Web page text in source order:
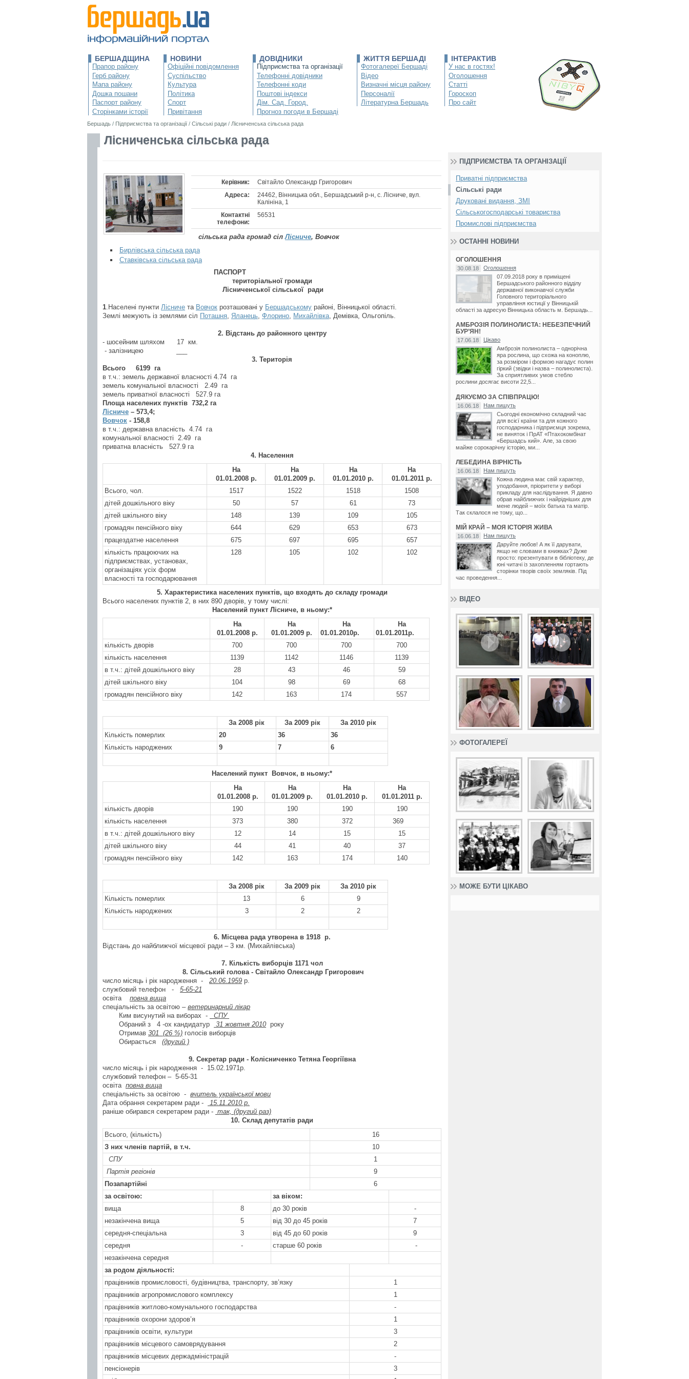
БЕРШАДЩИНА
Прапор району
Герб району
Мапа району
Дошка пошани
Паспорт району
Сторінками історії
НОВИНИ
Офіційні повідомлення
Суспільство
Культура
Політика
Спорт
Привітання
ДОВІДНИКИ
Підприємства та організації
Телефонні довідники
Телефонні коди
Поштові індекси
Дім. Сад. Город.
Прогноз погоди в Бершаді
ЖИТТЯ БЕРШАДІ
Фотогалереї Бершаді
Відео
Визначні місця району
Персоналії
Літературна Бершадь
ІНТЕРАКТИВ
У нас в гостях!
Оголошення
Статті
Гороскоп
Про сайт
Бершадь / Підприємства та організації / Сільські ради / Лісниченська сільська рада
Лісниченська сільська рада
Керівник:
Світайло Олександр Григорович
Адреса:
24462, Вінницька обл., Бершадський р-н, с. Лісниче, вул.
Калініна, 1
Контактні
телефони:
56531
сільська рада громад сілЛісниче, Вовчок
Бирлівська сільська рада
Ставківська сільська рада
ПАСПОРТ
територіальної громади
Лісниченської сільської ради
1.Населені пункти Лісниче та Вовчок розташовані у Бершадському районі, Вінницької області.
Землі межують із землями сіл Поташня, Яланець, Флорино, Михайлівка, Демівка, Ольгопіль.
2. Відстань до районного центру
- шосейним шляхом 17 км.
- залізницею
3. Територія
Всього
6199 га
в т.ч.: земель державної власності 4.74 га
земель комунальної власності
2.49 га
земель приватної власності
527.9 га
Площа населених пунктів 732,2 га
Лісниче – 573,4;
Вовчок - 158,8
в т.ч.: державна власність 4.74 га
комунальної власності 2.49 га
приватна власність
527.9 га
4. Населення
На
01.01.2008 р.
На
01.01.2009 р.
На
01.01.2010 р.
На
01.01.2011 р.
Всього, чол.
1517 1522 1518
1508
дітей дошкільного віку
50 57 61
73
дітей шкільного віку
148 139 109
105
громадян пенсійного віку
644 629 653
673
працездатне населення
675 697 695
657
кількість працюючих на
підприємствах, установах,
організаціях усіх форм
власності та господарювання
128 105 102 102
5. Характеристика населених пунктів, що входять до складу громади
Всього населених пунктів 2, в них 890 дворів, у тому числі:
Населений пункт Лісниче, в ньому:*
На
01.01.2008 р.
На
01.01.2009 р.
На
01.01.2010р.
На
01.01.2011р.
кількість дворів
700 700 700
700
кількість населення
1139 1142 1146
1139
в т.ч.: дітей дошкільного віку
28 43 46
59
дітей шкільного віку
104 98 69
68
громадян пенсійного віку
142 163 174 557
За 2008 рік За 2009 рік
За 2010 рік
Кількість померлих
20 36
36
Кількість народжених
9 7 6
Населений пункт Вовчок, в ньому:*
На
01.01.2008 р.
На
01.01.2009 р.
На
01.01.2010 р.
На
01.01.2011 р.
кількість дворів
190 190 190
190
кількість населення
373 380 372
369
в т.ч.: дітей дошкільного віку
12 14 15
15
дітей шкільного віку
44 41 40
37
громадян пенсійного віку
142 163 174 140
За 2008 рік За 2009 рік
За 2010 рік
Кількість померлих
13 6
9
Кількість народжених
3 2 2
6. Місцева рада утворена в 1918 р.
Відстань до найближчої місцевої ради – 3 км. (Михайлівська)
7. Кількість виборців 1171чол
8. Сільський голова -Світайло Олександр Григорович
число місяць і рік народження - 20.06.1959 р.
службовий телефон - 5-65-21
освіта
повна вища
спеціальність за освітою – ветеринарний лікар
Ким висунутий на виборах -
СПУ
Обраний з
4 -ох кандидатур 31 жовтня 2010 року
Отримав 301 (26 %) голосів виборців
Обирається (другий )
9. Секретар ради - Колісниченко Тетяна Георгіївна
число місяць і рік народження - 15.02.1971р.
службовий телефон – 5-65-31
освіта повна вища
спеціальність за освітою - вчитель української мови
Дата обрання секретарем ради -
15.11.2010 р.
раніше обирався секретарем ради - так, (другий раз)
10. Склад депутатів ради
Всього, (кількість)
16
З них членів партій, в т.ч.
10
СПУ
1
Партія регіонів
9
Позапартійні
6
за освітою:
за віком:
вища
8 до 30 років
-
незакінчена вища
5 від 30 до 45 років
7
середня-спеціальна
3 від 45 до 60 років
9
середня
- старше 60 років
-
незакінчена середня
за родом діяльності:
працівників промисловості, будівництва, транспорту, зв’язку
1
працівників агропромислового комплексу
1
працівників житлово-комунального господарства
-
працівників охорони здоров’я
1
працівників освіти, культури
3
працівників місцевого самоврядування
2
працівників місцевих держадміністрацій
-
пенсіонерів
3
ПІДПРИЄМСТВА ТА ОРГАНІЗАЦІЇ
Приватні підприємства
Сільські ради
Друковані видання, ЗМІ
Сільськогосподарські товариства
Промислові підприємства
ОСТАННІ НОВИНИ
ОГОЛОШЕННЯ
30.08.18
Оголошення
07.09.2018 року в приміщені
Бершадського районного відділу
державної виконавчої служби
Головного територіального
управління юстиції у Вінницькій
області за адресую Вінницька область м. Бершадь...
АМБРОЗІЯ ПОЛИНОЛИСТА: НЕБЕЗПЕЧНИЙ
БУР’ЯН!
17.06.18
Цікаво
Амброзія полинолиста – однорічна
яра рослина, що схожа на коноплю,
за розміром і формою нагадує полин
гіркий (звідки і назва – полинолиста).
За сприятливих умов стебло
рослини досягає висоти 22,5...
ДЯКУЄМО ЗА СПІВПРАЦЮ!
16.06.18
Нам пишуть
Сьогодні економічно складний час
для всієї країни та для кожного
господарника і підприємця зокрема,
не виняток і ПрАТ «Птахокомбінат
«Бершадсь кий». Але, за свою
майже сорокарічну історію, ми...
ЛЕБЕДИНА ВІРНІСТЬ
16.06.18
Нам пишуть
Кожна людина має свій характер,
уподобання, пріоритети у виборі
прикладу для наслідування. Я давно
обрав найближчих і найрідніших для
мене людей – моїх батька та матір.
Так склалося не тому, що...
МІЙ КРАЙ – МОЯ ІСТОРІЯ ЖИВА
16.06.18
Нам пишуть
Даруйте любов! А як її дарувати,
якщо не словами в книжках? Дуже
просто: презентувати в бібліотеку, де
юні читачі із захопленням гортають
сторінки творів своїх земляків. Під
час проведення...
ВІДЕО
ФОТОГАЛЕРЕЇ
МОЖЕ БУТИ ЦІКАВО